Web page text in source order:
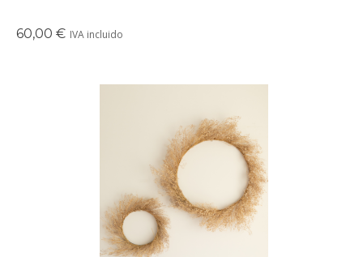
60,00 € IVA incluido
Preciosa corona de fores preservadas en tonos blancos